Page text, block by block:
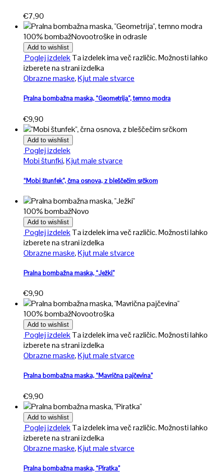
€7,90
100% bombažNovootroške in odrasle
Add to wishlist
Poglej izdelekTa izdelek ima več različic. Možnosti lahko
izberete na strani izdelka
Obrazne maske,Kjut male stvarce
Pralna bombažna maska, “Geometrija”, temno modra
€9,90
Add to wishlist
Poglej izdelek
Mobi štunfki,Kjut male stvarce
“Mobi štunfek”, črna osnova, z bleščečim srčkom
100% bombažNovo
Add to wishlist
Poglej izdelekTa izdelek ima več različic. Možnosti lahko
izberete na strani izdelka
Obrazne maske,Kjut male stvarce
Pralna bombažna maska, “Ježki”
€9,90
100% bombažNovootroška
Add to wishlist
Poglej izdelekTa izdelek ima več različic. Možnosti lahko
izberete na strani izdelka
Obrazne maske,Kjut male stvarce
Pralna bombažna maska, “Mavrična pajčevina”
€9,90
Add to wishlist
Poglej izdelekTa izdelek ima več različic. Možnosti lahko
izberete na strani izdelka
Obrazne maske,Kjut male stvarce
Pralna bombažna maska, “Piratka”